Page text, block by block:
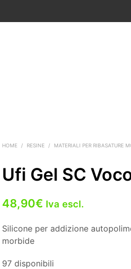
HOME / RESINE / MATERIALI PER RIBASATURE
Ufi Gel SC
48,90€ Iva escl.
Silicone per addizione
morbide
97 disponibili